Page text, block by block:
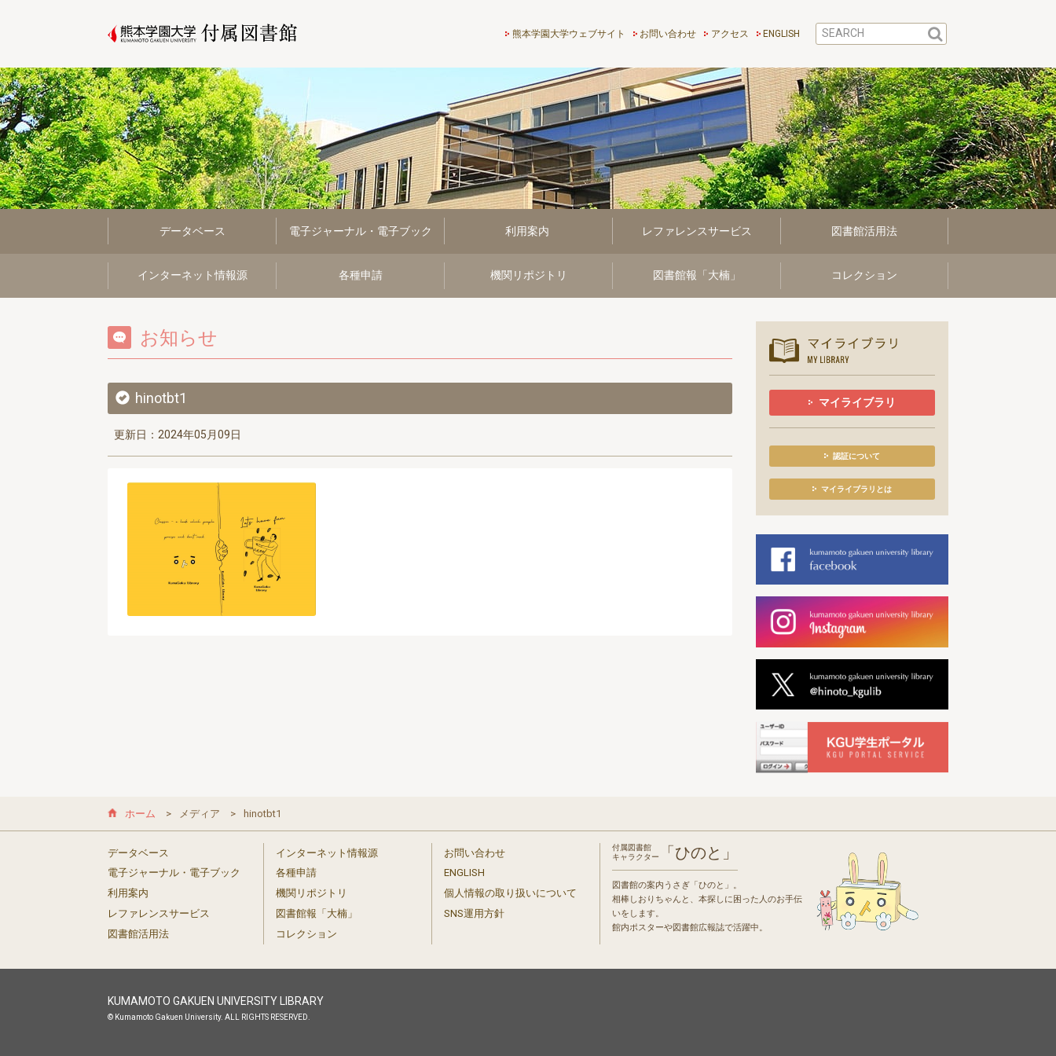
熊本学園大学付属図書館
熊本学園大学ウェブサイト お問い合わせ アクセス ENGLISH
データベース 電子ジャーナル・電子ブック 利用案内 レファレンスサービス 図書館活用法
インターネット情報源 各種申請 機関リポジトリ 図書館報「大楠」 コレクション
お知らせ
hinotbt1
更新日：2024年05月09日
マイライブラリ
認証について
マイライブラリとは
ホーム メディア hinotbt1
データベース
電子ジャーナル・電子ブック
利用案内
レファレンスサービス
図書館活用法
インターネット情報源
各種申請
機関リポジトリ
図書館報「大楠」
コレクション
お問い合わせ
ENGLISH
個人情報の取り扱いについて
SNS運用方針
付属図書館
キャラクター
「ひのと」
図書館の案内うさぎ「ひのと」。
相棒しおりちゃんと、本探しに困った人のお手伝
いをします。
館内ポスターや図書館広報誌で活躍中。
KUMAMOTO GAKUEN UNIVERSITY LIBRARY
© Kumamoto Gakuen University. ALL RIGHTS RESERVED.